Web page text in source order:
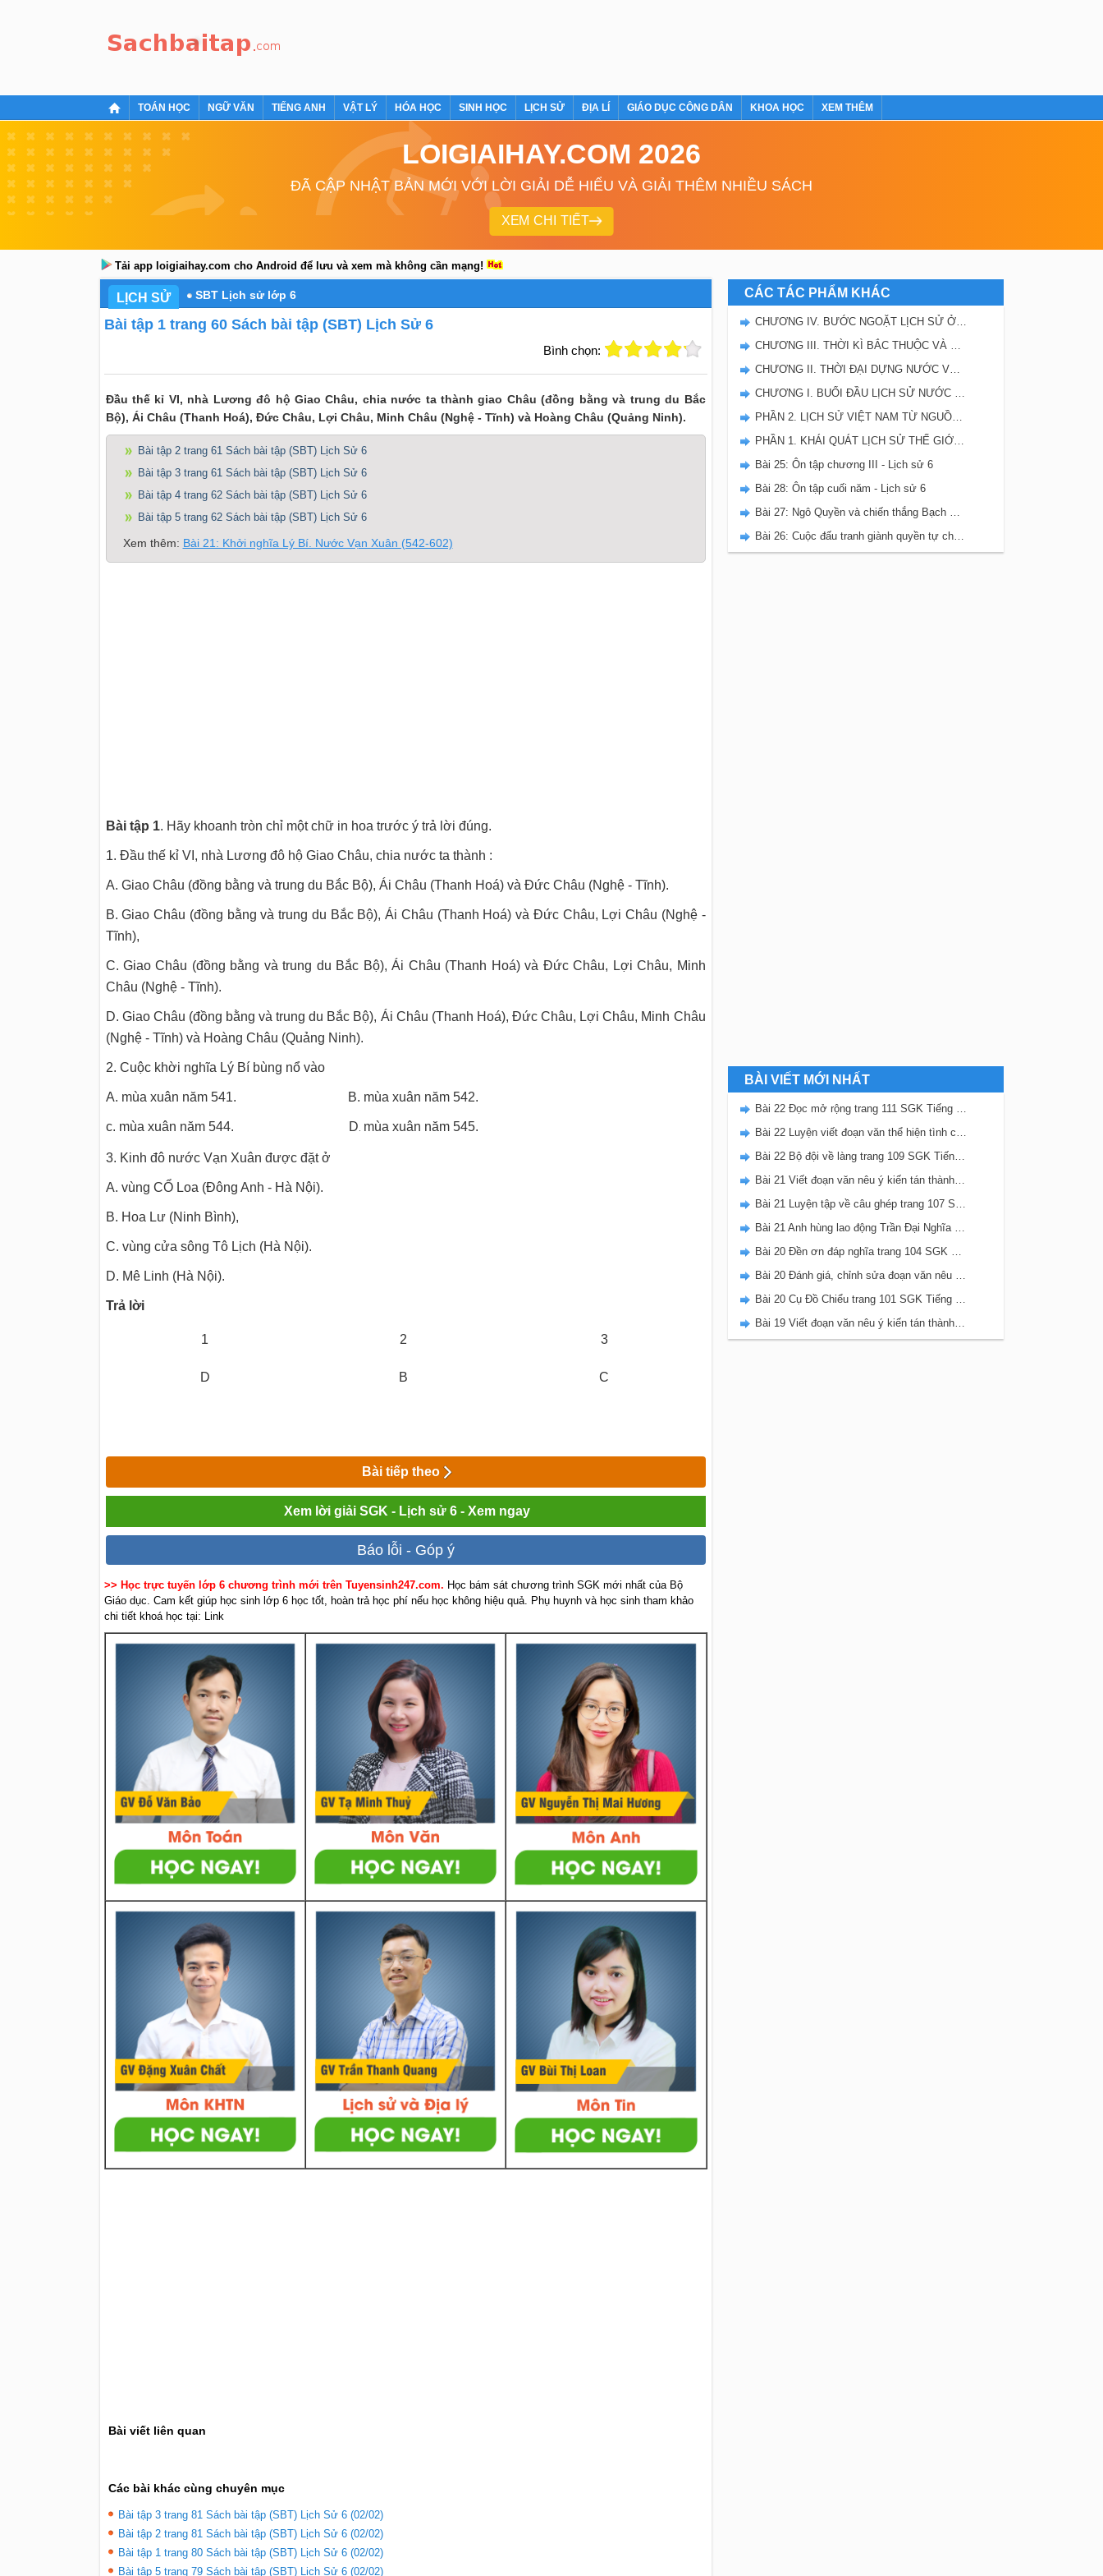
TOÁN HỌC NGỮ VĂN TIẾNG ANH VẬT LÝ HÓA HỌC SINH HỌC LỊCH SỬ ĐỊA LÍ GIÁO DỤC CÔNG DÂN KHOA HỌC XEM THÊM
LOIGIAIHAY.COM 2026
ĐÃ CẬP NHẬT BẢN MỚI VỚI LỜI GIẢI DỄ HIỂU VÀ GIẢI THÊM NHIỀU SÁCH
XEM CHI TIẾT
Tải app loigiaihay.com cho Android để lưu và xem mà không cần mạng!
LỊCH SỬ SBT Lịch sử lớp 6
Bài tập 1 trang 60 Sách bài tập (SBT) Lịch Sử 6
Bình chọn:
Đầu thế kỉ VI, nhà Lương đô hộ Giao Châu, chia nước ta thành giao Châu (đồng bằng và trung du Bắc
Bộ), Ái Châu (Thanh Hoá), Đức Châu, Lợi Châu, Minh Châu (Nghệ - Tĩnh) và Hoàng Châu (Quảng Ninh).
Bài tập 2 trang 61 Sách bài tập (SBT) Lịch Sử 6
Bài tập 3 trang 61 Sách bài tập (SBT) Lịch Sử 6
Bài tập 4 trang 62 Sách bài tập (SBT) Lịch Sử 6
Bài tập 5 trang 62 Sách bài tập (SBT) Lịch Sử 6
Xem thêm: Bài 21: Khởi nghĩa Lý Bí. Nước Vạn Xuân (542-602)
Bài tập 1. Hãy khoanh tròn chỉ một chữ in hoa trước ý trả lời đúng.
1. Đầu thế kỉ VI, nhà Lương đô hộ Giao Châu, chia nước ta thành :
A. Giao Châu (đồng bằng và trung du Bắc Bộ), Ái Châu (Thanh Hoá) và Đức Châu (Nghệ - Tĩnh).
B. Giao Châu (đồng bằng và trung du Bắc Bộ), Ái Châu (Thanh Hoá) và Đức Châu, Lợi Châu (Nghệ -
Tĩnh),
C. Giao Châu (đồng bằng và trung du Bắc Bộ), Ái Châu (Thanh Hoá) và Đức Châu, Lợi Châu, Minh
Châu (Nghệ - Tĩnh).
D. Giao Châu (đồng bằng và trung du Bắc Bộ), Ái Châu (Thanh Hoá), Đức Châu, Lợi Châu, Minh Châu
(Nghệ - Tĩnh) và Hoàng Châu (Quảng Ninh).
2. Cuộc khời nghĩa Lý Bí bùng nổ vào
A. mùa xuân năm 541. B. mùa xuân năm 542.
c. mùa xuân năm 544. D. mùa xuân năm 545.
3. Kinh đô nước Vạn Xuân được đặt ở
A. vùng CỔ Loa (Đông Anh - Hà Nội).
B. Hoa Lư (Ninh Bình),
C. vùng cửa sông Tô Lịch (Hà Nội).
D. Mê Linh (Hà Nội).
Trảlời
1 2 3
D B C
Bài tiếp theo
Xem lời giải SGK - Lịch sử 6 - Xem ngay
Báo lỗi - Góp ý
>> Học trực tuyến lớp 6 chương trình mới trên Tuyensinh247.com. Học bám sát chương trình SGK mới nhất của Bộ
Giáo dục. Cam kết giúp học sinh lớp 6 học tốt, hoàn trả học phí nếu học không hiệu quả. Phụ huynh và học sinh tham khảo
chi tiết khoá học tại: Link
Bài viết liên quan
Các bài khác cùng chuyên mục
Bài tập 3 trang 81 Sách bài tập (SBT) Lịch Sử 6 (02/02)
Bài tập 2 trang 81 Sách bài tập (SBT) Lịch Sử 6 (02/02)
Bài tập 1 trang 80 Sách bài tập (SBT) Lịch Sử 6 (02/02)
Bài tập 5 trang 79 Sách bài tập (SBT) Lịch Sử 6 (02/02)
CÁC TÁC PHẨM KHÁC
CHƯƠNG IV. BƯỚC NGOẶT LỊCH SỬ Ở ĐẦU THẾ KỈ X
CHƯƠNG III. THỜI KÌ BẮC THUỘC VÀ ĐẤU TRANH GIÀNH ĐỘC LẬP
CHƯƠNG II. THỜI ĐẠI DỰNG NƯỚC VĂN LANG - ÂU LẠC
CHƯƠNG I. BUỔI ĐẦU LỊCH SỬ NƯỚC TA
PHẦN 2. LỊCH SỬ VIỆT NAM TỪ NGUỒN GỐC ĐẾN THẾ KỈ X
PHẦN 1. KHÁI QUÁT LỊCH SỬ THẾ GIỚI CỔ ĐẠI
Bài 25: Ôn tập chương III - Lịch sử 6
Bài 28: Ôn tập cuối năm - Lịch sử 6
Bài 27: Ngô Quyền và chiến thắng Bạch Đằng năm 938
Bài 26: Cuộc đấu tranh giành quyền tự chủ của họ Khúc, họ Dương
BÀI VIẾT MỚI NHẤT
Bài 22 Đọc mở rộng trang 111 SGK Tiếng Việt 5 Kết nối tri thức tập 2
Bài 22 Luyện viết đoạn văn thể hiện tình cảm, cảm xúc về một sự việc trang 111 SGK Tiếng Việt 5 Kết nối tri thức tập 2
Bài 22 Bộ đội về làng trang 109 SGK Tiếng Việt 5 Kết nối tri thức tập 2
Bài 21 Viết đoạn văn nêu ý kiến tán thành một sự việc, hiện tượng (Bài viết số 2) trang 108 SGK Tiếng Việt 5 Kết nối tri thức tập 2
Bài 21 Luyện tập về câu ghép trang 107 SGK Tiếng Việt 5 Kết nối tri thức tập 2
Bài 21 Anh hùng lao động Trần Đại Nghĩa trang 106 SGK Tiếng Việt 5 Kết nối tri thức tập 2
Bài 20 Đền ơn đáp nghĩa trang 104 SGK Tiếng Việt 5 Kết nối tri thức tập 2
Bài 20 Đánh giá, chỉnh sửa đoạn văn nêu ý kiến tán thành một sự vật, hiện tượng trang 103 SGK Tiếng Việt 5 Kết nối tri thức tập 2
Bài 20 Cụ Đồ Chiểu trang 101 SGK Tiếng Việt 5 Kết nối tri thức tập 2
Bài 19 Viết đoạn văn nêu ý kiến tán thành một sự việc, hiện tượng (Bài viết số 1) trang 100 SGK Tiếng Việt 5 Kết nối tri thức tập 2